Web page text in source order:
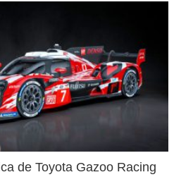
de Toyota Gazoo Racing